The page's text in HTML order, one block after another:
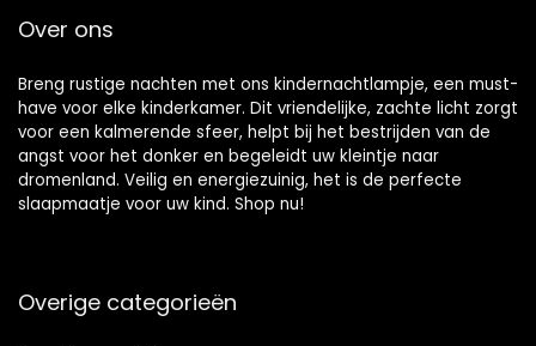
Over ons
Breng rustige nachten met ons kindernachtlampje, een must-
have voor elke kinderkamer. Dit vriendelijke, zachte licht zorgt
voor een kalmerende sfeer, helpt bij het bestrijden van de
angst voor het donker en begeleidt uw kleintje naar
dromenland. Veilig en energiezuinig, het is de perfecte
slaapmaatje voor uw kind. Shop nu!
Overige categorieën